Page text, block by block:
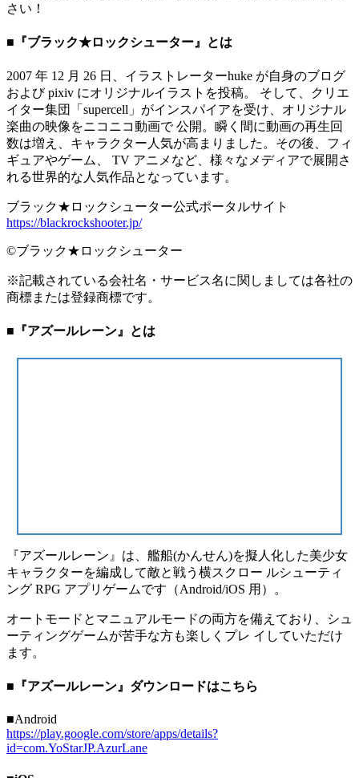
さい！
■『ブラック★ロックシューター』とは
2007 年 12 月 26 日、イラストレーターhuke が自身のブログ
および pixiv にオリジナルイラストを投稿。 そして、クリエ
イター集団「supercell」がインスパイアを受け、オリジナル
楽曲の映像をニコニコ動画で 公開。瞬く間に動画の再生回
数は増え、キャラクター人気が高まりました。その後、フィ
ギュアやゲーム、 TV アニメなど、様々なメディアで展開さ
れる世界的な人気作品となっています。
ブラック★ロックシューター公式ポータルサイト
https://blackrockshooter.jp/
©ブラック★ロックシューター
※記載されている会社名・サービス名に関しましては各社の
商標または登録商標です。
■『アズールレーン』とは
『アズールレーン』は、艦船(かんせん)を擬人化した美少女
キャラクターを編成して敵と戦う横スクロー ルシューティ
ング RPG アプリゲームです（Android/iOS 用）。
オートモードとマニュアルモードの両方を備えており、シュ
ーティングゲームが苦手な方も楽しくプレ イしていただけ
ます。
■『アズールレーン』ダウンロードはこちら
■Android
https://play.google.com/store/apps/details?
id=com.YoStarJP.AzurLane